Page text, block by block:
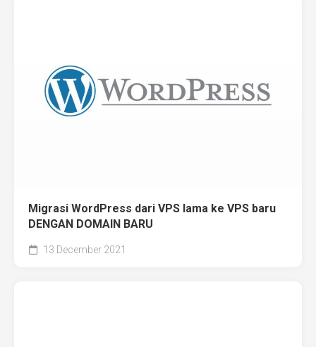
Migrasi WordPress dari VPS lama ke VPS baru
DENGAN DOMAIN BARU
13 December 2021